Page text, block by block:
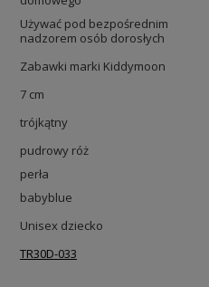
Używać pod bezpośrednim
nadzorem osób dorosłych
Zabawki marki Kiddymoon
7 cm
trójkątny
pudrowy róż
perła
babyblue
Unisex dziecko
TR30D-033